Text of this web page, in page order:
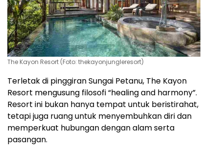
The Kayon Resort (Foto: thekayonjungleresort)
Terletak di pinggiran Sungai Petanu, The Kayon
Resort mengusung filosofi “healing and harmony”.
Resort ini bukan hanya tempat untuk beristirahat,
tetapi juga ruang untuk menyembuhkan diri dan
memperkuat hubungan dengan alam serta
pasangan.